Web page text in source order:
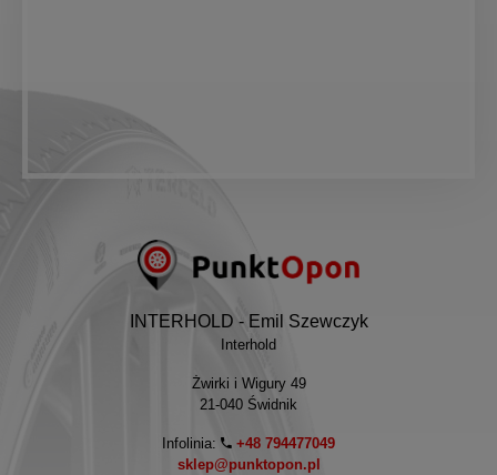
INTERHOLD - Emil Szewczyk
Interhold
Żwirki i Wigury 49
21-040 Świdnik
Infolinia:
+48 794477049
sklep@punktopon.pl